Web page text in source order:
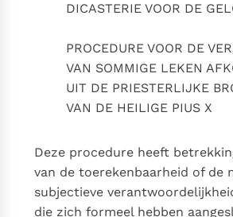
5. Het gebed van de Kerk
In Christus wordt onze honger
Leer de kostbare parel van Gods
dwang
De mystiek. De mystieke
heiligheid
Berichten
DICASTERIE VOOR DE
PROCEDURE VOOR DE
VAN SOMMIGE LEKEN
UIT DE PRIESTERLIJKE
VAN DE HEILIGE PIUS X
Deze procedure heeft
van de toerekenbaarheid of de
subjectieve
die zich formeel hebben